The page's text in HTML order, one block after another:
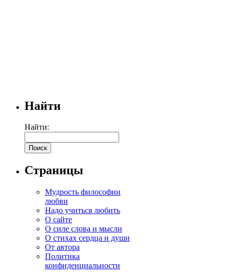
Найти
Найти:
Страницы
Мудрость философии
любви
Надо учиться любить
О сайте
О силе слова и мысли
О стихах сердца и души
От автора
Политика
конфиденциальности